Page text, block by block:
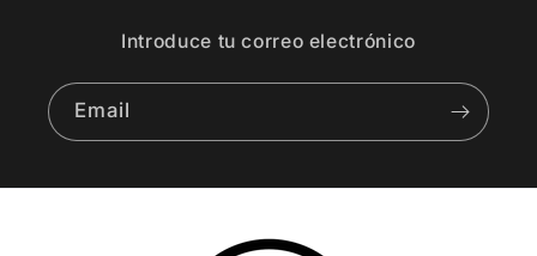
Introduce tu correo electrónico
Email